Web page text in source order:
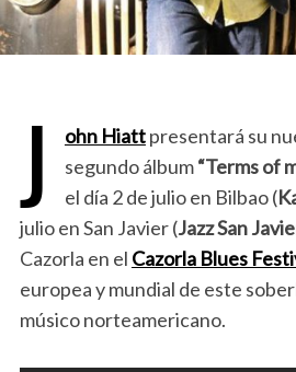
J ohn Hiattpresentará su
segundo álbum“Terms of
el día 2 de julio en Bilbao (
julio en San Javier (Jazz San
Cazorla en el Cazorla Blues
europea y mundial de este
músico norteamericano.